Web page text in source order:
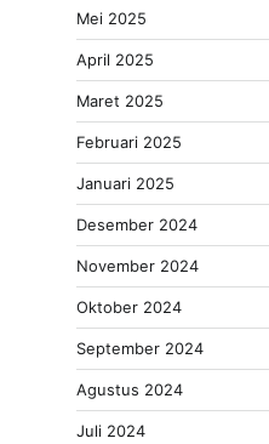
Mei 2025
April 2025
Maret 2025
Februari 2025
Januari 2025
Desember 2024
November 2024
Oktober 2024
September 2024
Agustus 2024
Juli 2024